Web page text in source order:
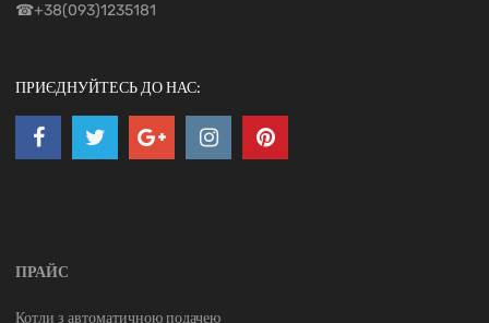
☎+38(093)1235181
ПРИЄДНУЙТЕСЬ ДО НАС:
ПРАЙС
Котли з автоматичною подачею